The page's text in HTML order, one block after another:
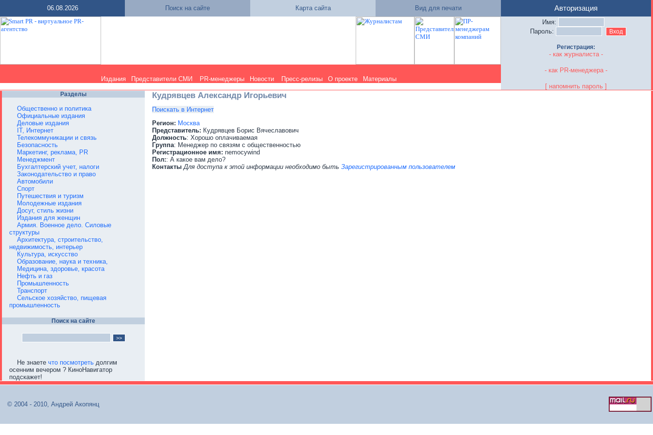
06.08.2026 Поиск на сайте Карта сайта Вид для печати
Издания Представители СМИ PR-менеджеры Новости Пресс-релизы О проекте Материалы
Авторизация
Имя:
Пароль:
Регистрация:
- как журналиста -
- как PR-менеджера -
[ напомнить пароль ]
Разделы
Общественно и политика
Официальные издания
Деловые издания
IT, Интернет
Телекоммуникации и связь
Безопасность
Маркетинг, реклама, PR
Менеджмент
Бухгалтерский учет, налоги
Законодательство и право
Автомобили
Спорт
Путешествия и туризм
Молодежные издания
Досуг, стиль жизни
Издания для женщин
Армия. Военное дело. Силовые
структуры
Архитектура, строительство,
недвижимость, интерьер
Культура, искусство
Образование, наука и техника,
Медицина, здоровье, красота
Нефть и газ
Промышленность
Транспорт
Сельское хозяйство, пищевая
промышленность
Поиск на сайте
Не знаете что посмотреть долгим
осенним вечером ? КиноНавигатор
подскажет!
Кудрявцев Александр Игорьевич
Поискать в Интернет
Регион: Москва
Представитель: Кудрявцев Борис Вячеславович
Должность: Хорошо оплачиваемая
Группа: Менеджер по связям с общественностью
Регистрационное имя: nemocywind
Пол:: А какое вам дело?
Контакты Для доступа к этой информации необходимо быть Зарегистрированным пользователем
© 2004 - 2010, Андрей Акопянц